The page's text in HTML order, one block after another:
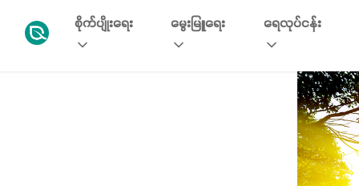
စိုက်ပျိုးရေး မွေးမြူရေး ရေလုပ်ငန်း